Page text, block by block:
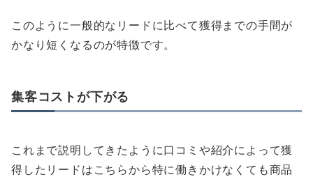
このように一般的なリードに比べて獲得までの手間が
かなり短くなるのが特徴です。
集客コストが下がる
これまで説明してきたように口コミや紹介によって獲
得したリードはこちらから特に働きかけなくても商品